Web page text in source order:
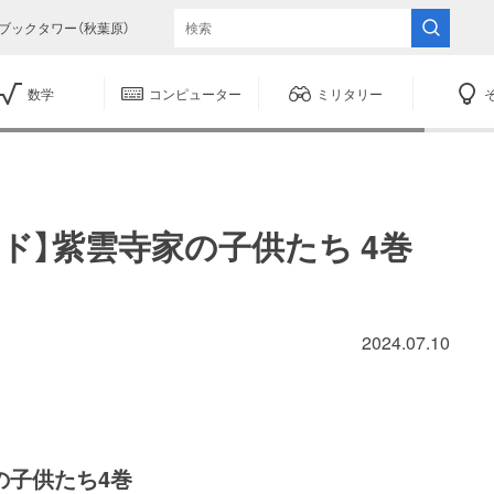
ブックタワー（秋葉原）
数学 コンピューター ミリタリー
】紫雲寺家の子供たち 4巻
2024.07.10
子供たち4巻